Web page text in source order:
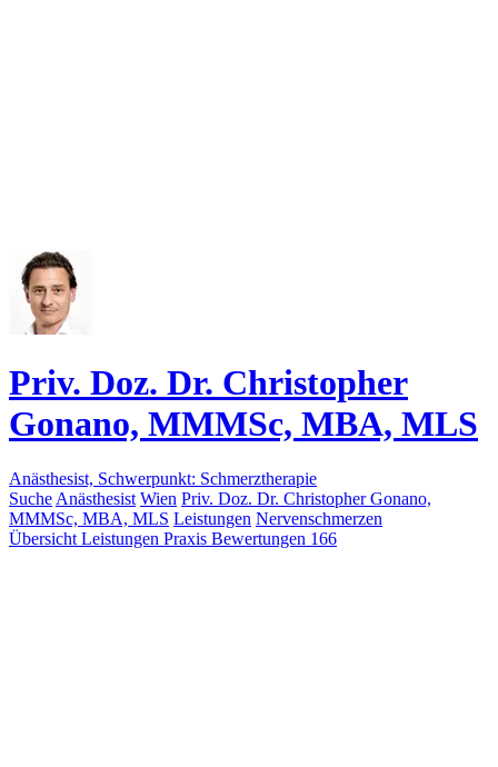
Priv. Doz. Dr. Christopher
Gonano, MMMSc, MBA, MLS
Anästhesist, Schwerpunkt: Schmerztherapie
Suche Anästhesist Wien Priv. Doz. Dr. Christopher Gonano,
MMMSc, MBA, MLS Leistungen Nervenschmerzen
Übersicht Leistungen Praxis Bewertungen 166